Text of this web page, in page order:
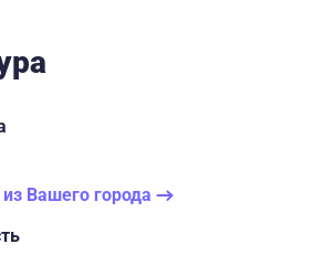
Вашего города